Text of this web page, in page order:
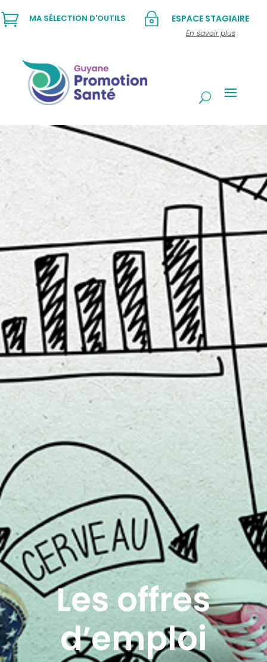
~ ESPACE STAGIAIRE
En savoir plus
 MA SÉLECTION D'OUTILS
Les offres
d’emploi